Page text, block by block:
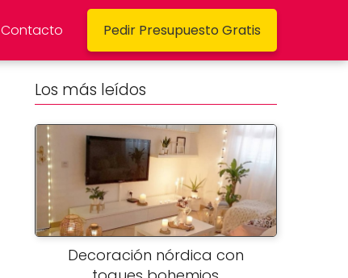
Contacto Pedir Presupuesto Gratis
Los más leídos
Decoración nórdica con